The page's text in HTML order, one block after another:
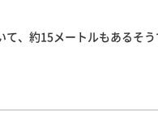
、約15メートルもあるそ